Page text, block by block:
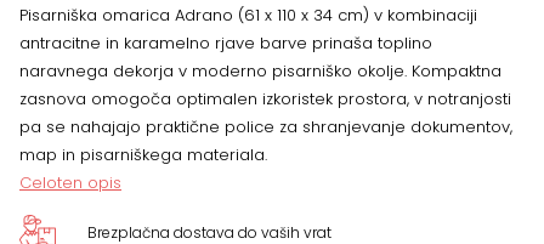
Pisarniška omarica Adrano (61 x 110 x 34 cm) v kombinaciji
antracitne in karamelno rjave barve prinaša toplino
naravnega dekorja v moderno pisarniško okolje. Kompaktna
zasnova omogoča optimalen izkoristek prostora, v notranjosti
pa se nahajajo praktične police za shranjevanje dokumentov,
map in pisarniškega materiala.
Celoten opis
Brezplačna dostava do vaših vrat